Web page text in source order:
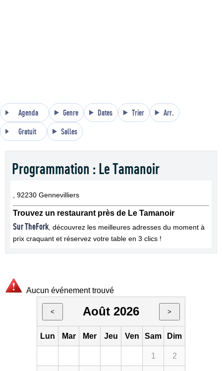
Agenda Genre Dates Trier Arr.
Gratuit Salles
Programmation : Le Tamanoir
, 92230 Gennevilliers
Trouvez un restaurant près de Le Tamanoir
Sur TheFork , découvrez les meilleures adresses du moment à
prix craquant et réservez votre table en 3 clics !
Aucun événement trouvé
< Août 2026 >
Lun Mar Mer Jeu Ven Sam Dim
1 2